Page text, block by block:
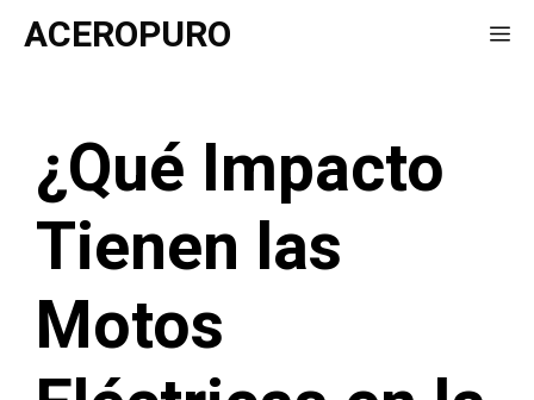
Saltar
ACEROPURO
¿Qué Impacto
Tienen las
Motos